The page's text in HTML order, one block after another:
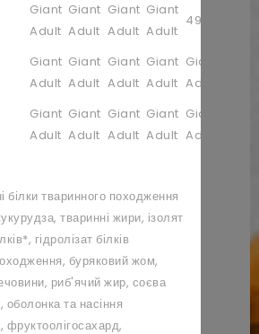
Giant
Adult
Giant
Adult
Giant
Adult
Giant
Adult
493 г
Giant
Adult
Giant
Adult
Giant
Adult
Giant
Adult
Giant
Adult
Giant
Adult
Giant
Adult
Giant
Adult
Giant
Adult
Giant
Adult
білки тваринного походження
тваринні жири, ізолят
гідролізат білків
буряковий жом,
риб'ячий жир, соєва
оболонка та насіння
фруктоолігосахард,